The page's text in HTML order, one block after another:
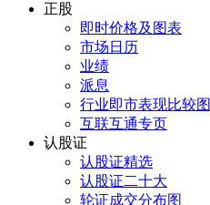
正股
即时价格及图表
市场日历
业绩
派息
行业即市表现比较图
互联互通专页
认股证
认股证精选
认股证二十大
轮证成交分布图